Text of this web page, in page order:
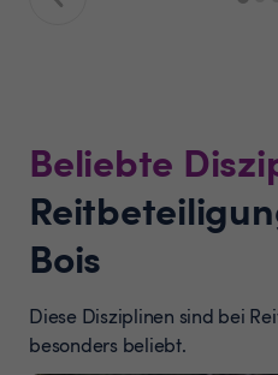
Beliebte
Bois
Diese Disziplinen sind bei
besonders beliebt.